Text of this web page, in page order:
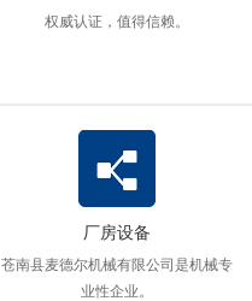
权威认证，值得信赖。
厂房设备
苍南县麦德尔机械有限公司是机械专
业性企业。